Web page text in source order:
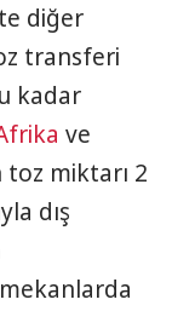
diğer
transferi
kadar
ve
toz miktarı 2
dış